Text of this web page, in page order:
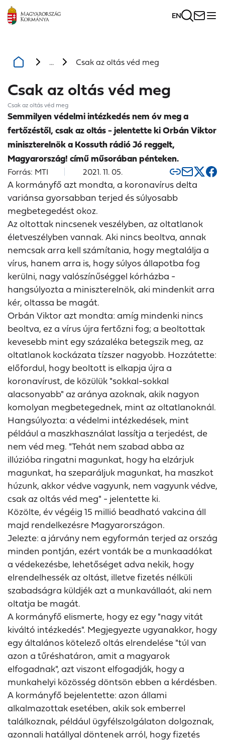
EN
... Csak az oltás véd meg
Csak az oltás véd meg
Csak az oltás véd meg
Semmilyen védelmi intézkedés nem óv meg a
fertőzéstől, csak az oltás - jelentette ki Orbán Viktor
miniszterelnök a Kossuth rádió Jó reggelt,
Magyarország! című műsorában pénteken.
Forrás: MTI 2021. 11. 05.
A kormányfő azt mondta, a koronavírus delta
variánsa gyorsabban terjed és súlyosabb
megbetegedést okoz.
Az oltottak nincsenek veszélyben, az oltatlanok
életveszélyben vannak. Aki nincs beoltva, annak
nemcsak arra kell számítania, hogy megtalálja a
vírus, hanem arra is, hogy súlyos állapotba fog
kerülni, nagy valószínűséggel kórházba -
hangsúlyozta a miniszterelnök, aki mindenkit arra
kér, oltassa be magát.
Orbán Viktor azt mondta: amíg mindenki nincs
beoltva, ez a vírus újra fertőzni fog; a beoltottak
kevesebb mint egy százaléka betegszik meg, az
oltatlanok kockázata tízszer nagyobb. Hozzátette:
előfordul, hogy beoltott is elkapja újra a
koronavírust, de közülük "sokkal-sokkal
alacsonyabb" az aránya azoknak, akik nagyon
komolyan megbetegednek, mint az oltatlanoknál.
Hangsúlyozta: a védelmi intézkedések, mint
például a maszkhasználat lassítja a terjedést, de
nem véd meg. "Tehát nem szabad abba az
illúzióba ringatni magunkat, hogy ha elzárjuk
magunkat, ha szeparáljuk magunkat, ha maszkot
húzunk, akkor védve vagyunk, nem vagyunk védve,
csak az oltás véd meg" - jelentette ki.
Közölte, év végéig 15 millió beadható vakcina áll
majd rendelkezésre Magyarországon.
Jelezte: a járvány nem egyformán terjed az ország
minden pontján, ezért vonták be a munkaadókat
a védekezésbe, lehetőséget adva nekik, hogy
elrendelhessék az oltást, illetve fizetés nélküli
szabadságra küldjék azt a munkavállaót, aki nem
oltatja be magát.
A kormányfő elismerte, hogy ez egy "nagy vitát
kiváltó intézkedés". Megjegyezte ugyanakkor, hogy
egy általános kötelező oltás elrendelése "túl van
azon a tűréshatáron, amit a magyarok
elfogadnak", azt viszont elfogadják, hogy a
munkahelyi közösség döntsön ebben a kérdésben.
A kormányfő bejelentette: azon állami
alkalmazottak esetében, akik sok emberrel
találkoznak, például ügyfélszolgálaton dolgoznak,
azonnali hatállyal döntenek arról, hogy fizetés